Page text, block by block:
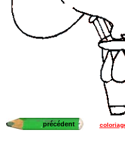
précédent